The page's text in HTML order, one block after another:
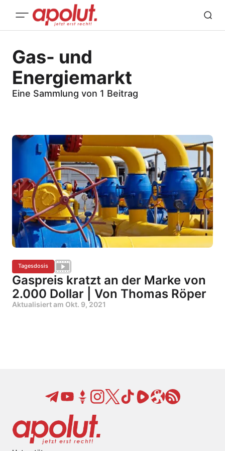
Gas- und
Energiemarkt
Eine Sammlung von 1 Beitrag
Tagesdosis
Gaspreis kratzt an der Marke von
2.000 Dollar | Von Thomas Röper
Aktualisiert am Okt. 9, 2021